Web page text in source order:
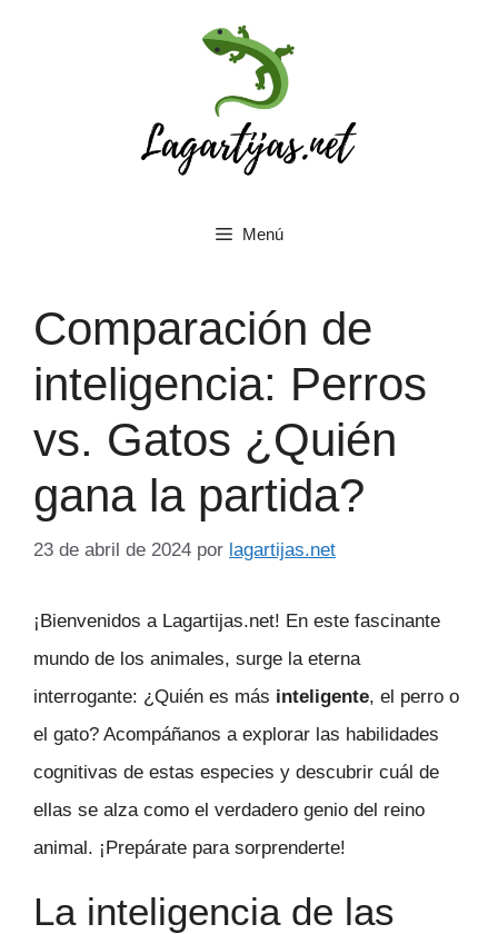
Menú
Comparación de
inteligencia: Perros
vs. Gatos ¿Quién
gana la partida?
23 de abril de 2024 por lagartijas.net
¡Bienvenidos a Lagartijas.net! En este fascinante
mundo de los animales, surge la eterna
interrogante: ¿Quién es más inteligente, el perro o
el gato? Acompáñanos a explorar las habilidades
cognitivas de estas especies y descubrir cuál de
ellas se alza como el verdadero genio del reino
animal. ¡Prepárate para sorprenderte!
La inteligencia de las